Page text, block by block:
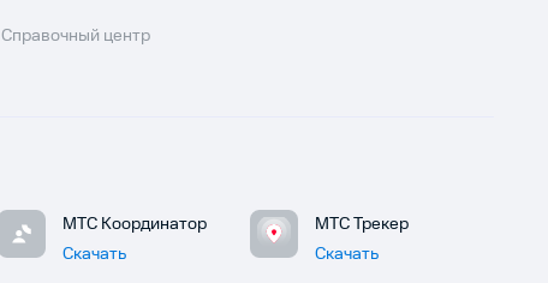
Справочный центр
МТС Координатор
Скачать
МТС Трекер
Скачать